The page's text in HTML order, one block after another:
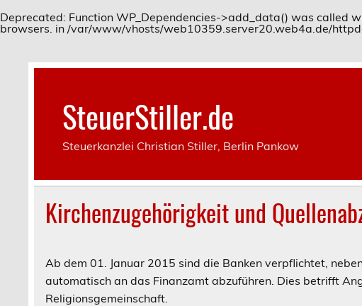
Deprecated: Function WP_Dependencies->add_data() was called
browsers. in /var/www/vhosts/web10359.server20.web4a.de/
content
SteuerStiller.de
Steuerkanzlei Christian Stiller, Berlin Pankow
Kirchenzugehörigkeit und
Ab dem 01. Januar 2015 sind die Banken verpflichtet,
automatisch an das Finanzamt abzuführen. Dies betrifft
Religionsgemeinschaft.